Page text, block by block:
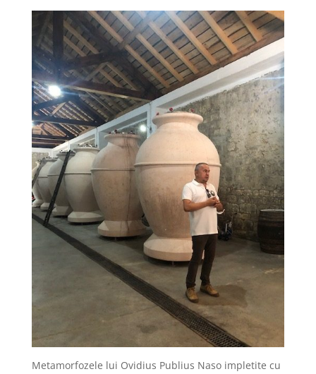
Metamorfozele lui Ovidius Publius Naso impletite cu